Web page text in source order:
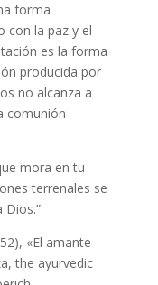
forma
con la paz y el
es la forma
producida por
no alcanza a
comunión
mora en tu
terrenales se
Dios.”
«El amante
the ayurvedic